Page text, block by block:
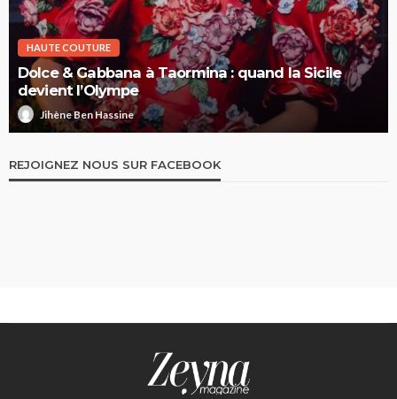
HAUTE COUTURE
Dolce & Gabbana à Taormina : quand la Sicile
devient l’Olympe
Jihène Ben Hassine
REJOIGNEZ NOUS SUR FACEBOOK